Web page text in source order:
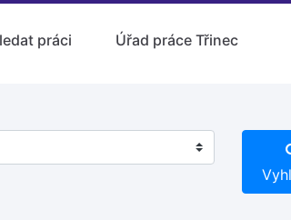
práci Úřad práce Třinec